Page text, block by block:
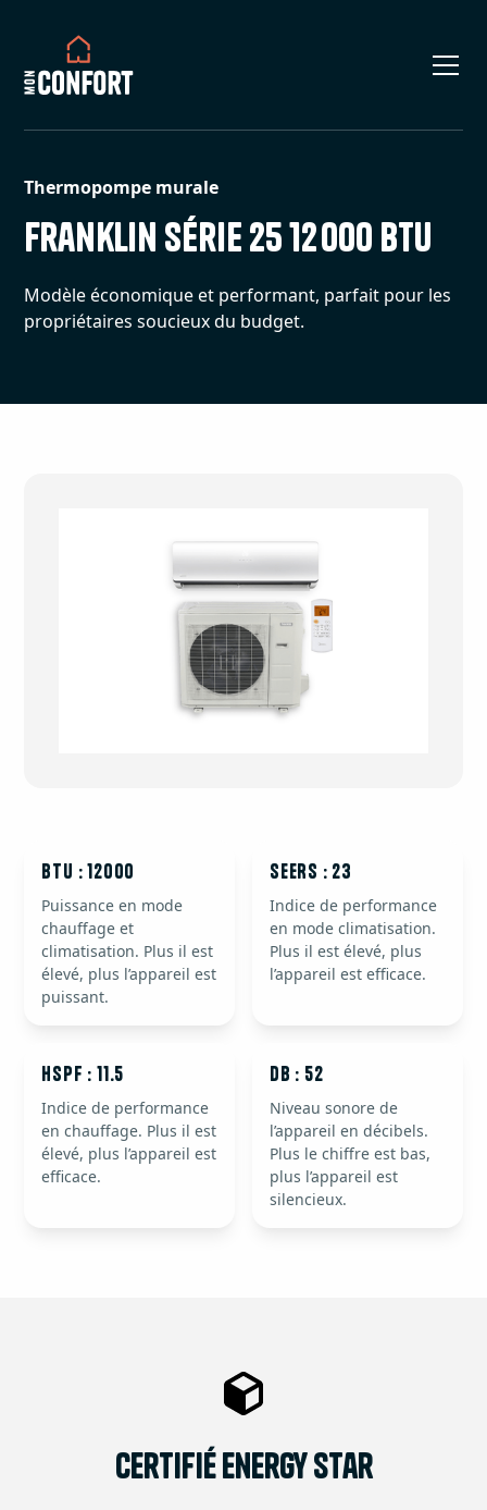
Thermopompe murale
Franklin Série 25 12 000 BTU
Modèle économique et performant, parfait pour les
propriétaires soucieux du budget.
BTU : 12000
Puissance en mode
chauffage et
climatisation. Plus il est
élevé, plus l’appareil est
puissant.
SEERS : 23
Indice de performance
en mode climatisation.
Plus il est élevé, plus
l’appareil est efficace.
HSPF : 11.5
Indice de performance
en chauffage. Plus il est
élevé, plus l’appareil est
efficace.
dB : 52
Niveau sonore de
l’appareil en décibels.
Plus le chiffre est bas,
plus l’appareil est
silencieux.
Certifié Energy Star